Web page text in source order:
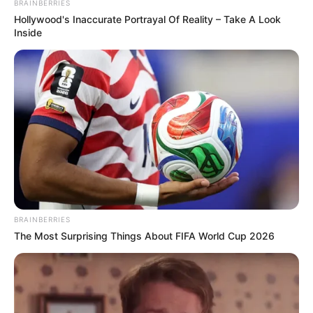
ΔΙΕΘΝΗ ΣΗΜΑΝΤΙΚΕΣ ΕΙΔΗΣΕΙΣ
Απολαύστε τα Νέα -Δείτε τι ακολουθεί…
Ένα πολύ ισχυρό άρθρο που πρέπει να
διαβαστεί
Απολαύστε τα νέα …. Στις 4 Απριλίου αποκαλύφθηκε ότι η
κόρη του δικαστή του Μανχάταν που προεδρεύει στην
ποινική υπόθεση Τραμπ είναι πολιτικός στρατηγός των...
BRAINBERRIES
Hollywood's Inaccurate Portrayal Of Reality – Take A Look
Inside
BRAINBERRIES
The Most Surprising Things About FIFA World Cup 2026